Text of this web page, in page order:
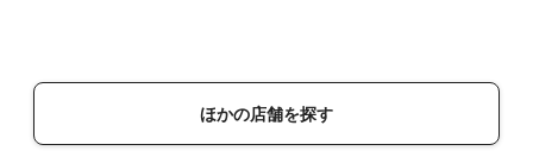
ほかの店舗を探す